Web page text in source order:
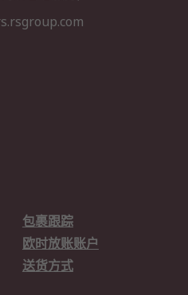
包裹跟踪
欧时放账账户
送货方式